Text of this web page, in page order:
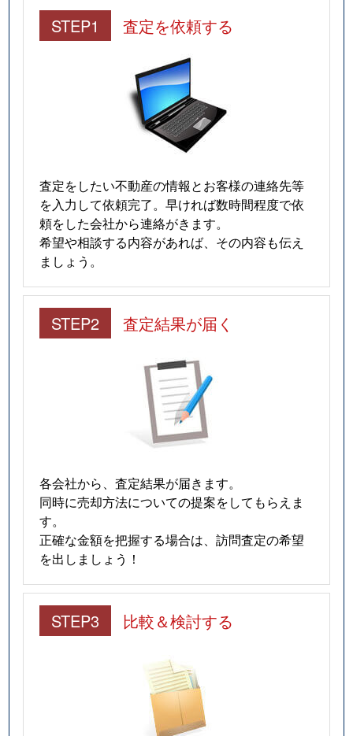
STEP1 査定を依頼する
査定をしたい不動産の情報とお客様の連絡先等
を入力して依頼完了。早ければ数時間程度で依
頼をした会社から連絡がきます。
希望や相談する内容があれば、その内容も伝え
ましょう。
STEP2 査定結果が届く
各会社から、査定結果が届きます。
同時に売却方法についての提案をしてもらえま
す。
正確な金額を把握する場合は、訪問査定の希望
を出しましょう！
STEP3 比較＆検討する